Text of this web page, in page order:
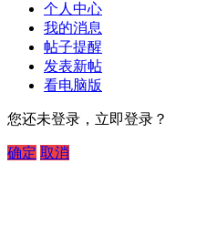
个人中心
我的消息
帖子提醒
发表新帖
看电脑版
您还未登录，立即登录？
确定 取消